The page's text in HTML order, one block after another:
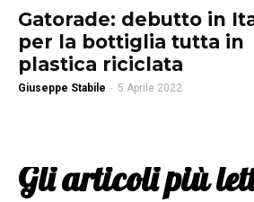
Gatorade: debutto in
per la bottiglia tutta in
plastica riciclata
Giuseppe Stabile - 5 Aprile 2022
Gli articoli più